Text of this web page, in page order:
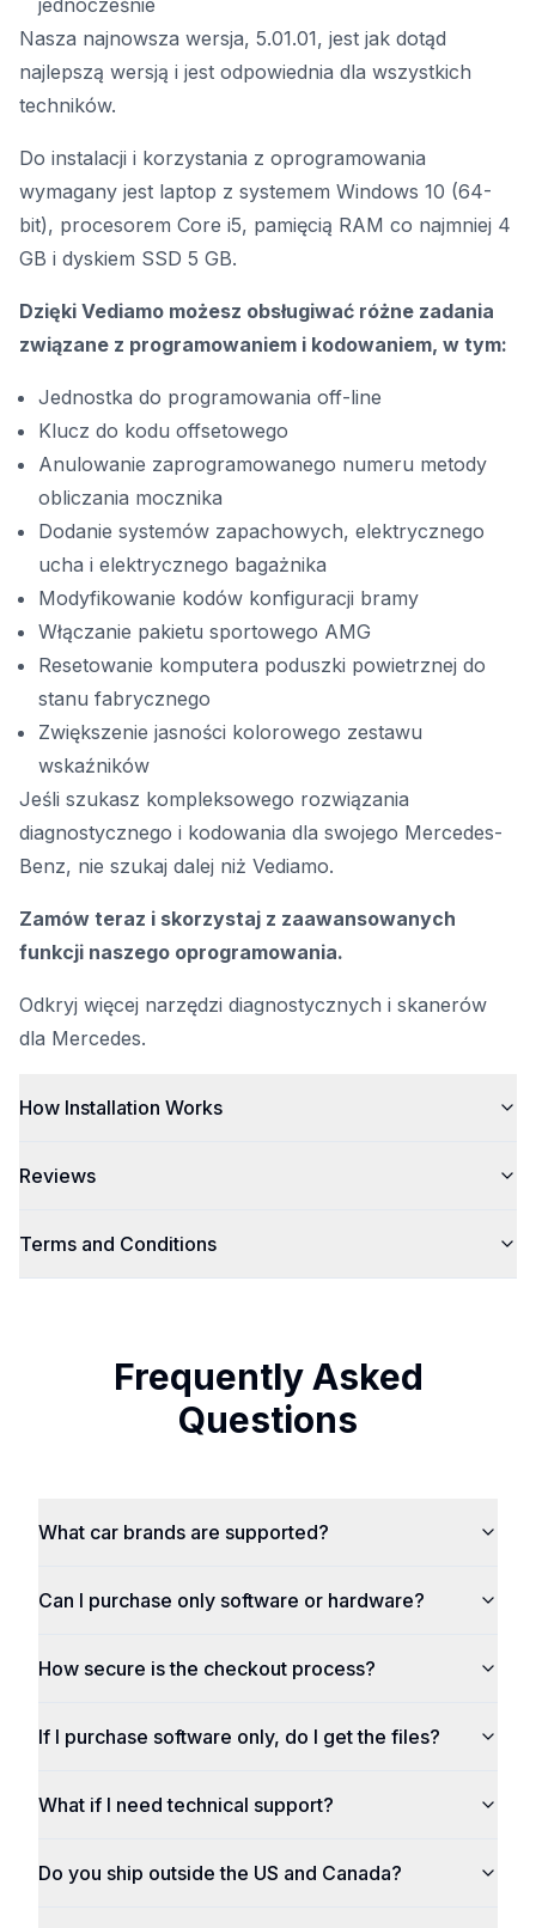
jednocześnie
Nasza najnowsza wersja, 5.01.01, jest jak dotąd
najlepszą wersją i jest odpowiednia dla wszystkich
techników.
Do instalacji i korzystania z oprogramowania
wymagany jest laptop z systemem Windows 10 (64-
bit), procesorem Core i5, pamięcią RAM co najmniej 4
GB i dyskiem SSD 5 GB.
Dzięki Vediamo możesz obsługiwać różne zadania
związane z programowaniem i kodowaniem, w tym:
Jednostka do programowania off-line
Klucz do kodu offsetowego
Anulowanie zaprogramowanego numeru metody
obliczania mocznika
Dodanie systemów zapachowych, elektrycznego
ucha i elektrycznego bagażnika
Modyfikowanie kodów konfiguracji bramy
Włączanie pakietu sportowego AMG
Resetowanie komputera poduszki powietrznej do
stanu fabrycznego
Zwiększenie jasności kolorowego zestawu
wskaźników
Jeśli szukasz kompleksowego rozwiązania
diagnostycznego i kodowania dla swojego Mercedes-
Benz, nie szukaj dalej niż Vediamo.
Zamów teraz i skorzystaj z zaawansowanych
funkcji naszego oprogramowania.
Odkryj więcej narzędzi diagnostycznych i skanerów
dla Mercedes.
How Installation Works
Reviews
Terms and Conditions
Frequently Asked
Questions
What car brands are supported?
Can I purchase only software or hardware?
How secure is the checkout process?
If I purchase software only, do I get the files?
What if I need technical support?
Do you ship outside the US and Canada?